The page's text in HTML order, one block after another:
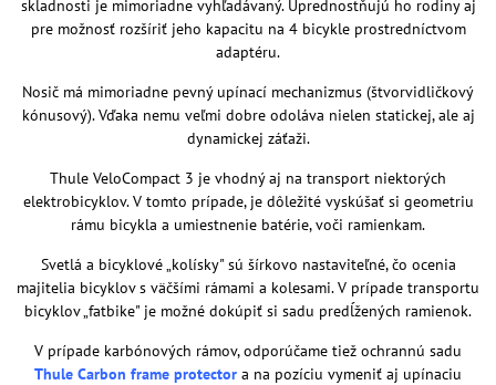
skladnosti je mimoriadne vyhľadávaný. Uprednostňujú ho rodiny aj
pre možnosť rozšíriť jeho kapacitu na 4 bicykle prostredníctvom
adaptéru.
Nosič má mimoriadne pevný upínací mechanizmus (štvorvidličkový
kónusový). Vďaka nemu veľmi dobre odoláva nielen statickej, ale aj
dynamickej záťaži.
Thule VeloCompact 3 je vhodný aj na transport niektorých
elektrobicyklov. V tomto prípade, je dôležité vyskúšať si geometriu
rámu bicykla a umiestnenie batérie, voči ramienkam.
Svetlá a bicyklové „kolísky" sú šírkovo nastaviteľné, čo ocenia
majitelia bicyklov s väčšími rámami a kolesami. V prípade transportu
bicyklov „fatbike" je možné dokúpiť si sadu predĺžených ramienok.
V prípade karbónových rámov, odporúčame tiež ochrannú sadu
Thule Carbon frame protector a na pozíciu vymeniť aj upínaciu